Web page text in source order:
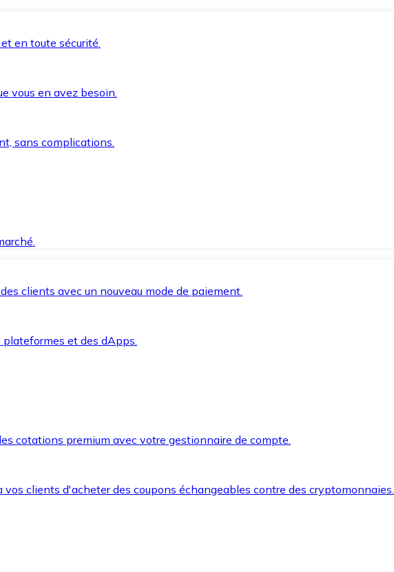
en toute sécurité.
vous en avez besoin.
sans complications.
clients avec un nouveau mode de paiement.
et des dApps.
cotations premium avec votre gestionnaire de compte.
clients d'acheter des coupons échangeables contre des cryptomonnaies.